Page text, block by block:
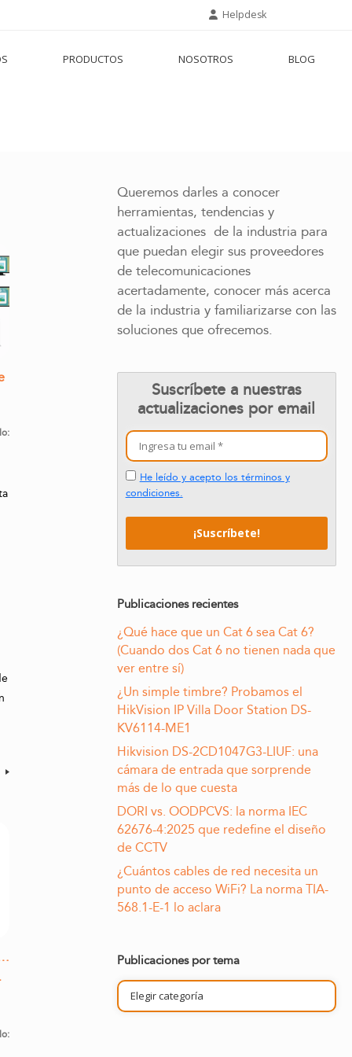
Helpdesk
PRODUCTOS NOSOTROS BLOG
Queremos darles a conocer
herramientas, tendencias y
actualizaciones de la industria para
que puedan elegir sus proveedores
de telecomunicaciones
acertadamente, conocer más acerca
de la industria y familiarizarse con las
soluciones que ofrecemos.
Suscríbete a nuestras
actualizaciones por email
He leído y acepto los términos y
condiciones.
Publicaciones recientes
¿Qué hace que un Cat 6 sea Cat 6?
(Cuando dos Cat 6 no tienen nada que
ver entre sí)
¿Un simple timbre? Probamos el
HikVision IP Villa Door Station DS-
KV6114-ME1
Hikvision DS-2CD1047G3-LIUF: una
cámara de entrada que sorprende
más de lo que cuesta
DORI vs. OODPCVS: la norma IEC
62676-4:2025 que redefine el diseño
de CCTV
¿Cuántos cables de red necesita un
punto de acceso WiFi? La norma TIA-
568.1-E-1 lo aclara
Publicaciones por tema
Publicaciones
por
tema